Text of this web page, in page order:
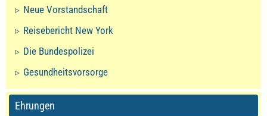
Neue Vorstandschaft
Reisebericht New York
Die Bundespolizei
Gesundheitsvorsorge
Ehrungen